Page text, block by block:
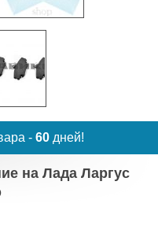
- 60 дней!
на Лада Ларгус